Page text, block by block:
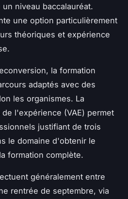
niveau baccalauréat.
une option particulièrement
théoriques et expérience
la formation
adaptés avec des
les organismes. La
l'expérience (VAE) permet
justifiant de trois
le domaine d'obtenir le
formation complète.
généralement entre
rentrée de septembre, via